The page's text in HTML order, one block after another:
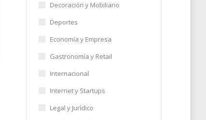
Decoración y Mobiliario
Deportes
Economía y Empresa
Gastronomía y Retail
Internacional
Internet y Startups
Legal y Jurídico